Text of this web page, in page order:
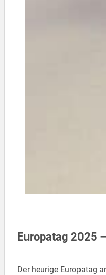
Europatag 2025
Der heurige Europatag